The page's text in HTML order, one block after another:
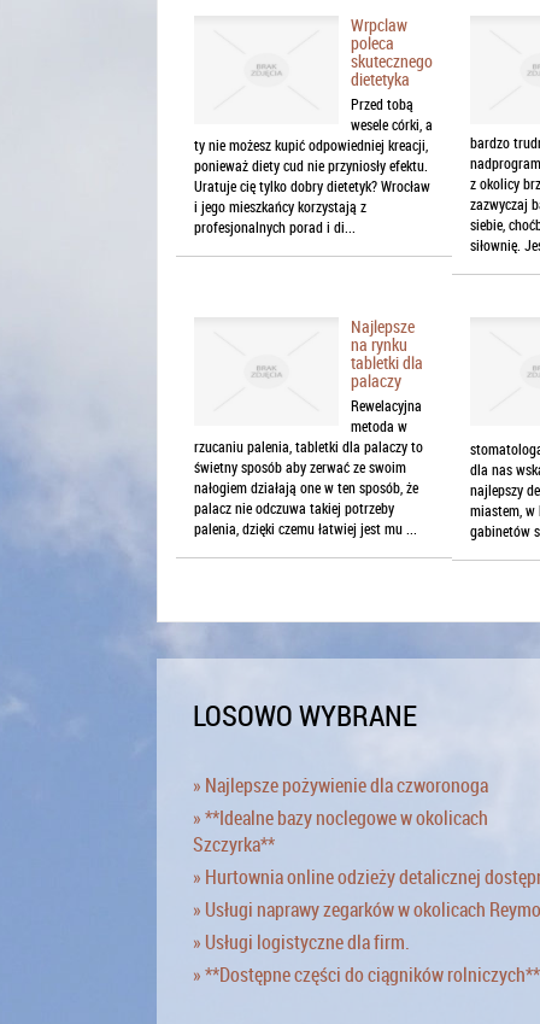
Wrpclaw
poleca
skutecznego
dietetyka
Przed tobą
wesele córki, a
ty nie możesz kupić odpowiedniej kreacji,
ponieważ diety cud nie przyniosły efektu.
Uratuje cię tylko dobry dietetyk? Wrocław
i jego mieszkańcy korzystają z
profesjonalnych porad i di...
bardzo
z okolicy
zazwyczaj
siebie,
siłownię.
Najlepsze
na rynku
tabletki dla
palaczy
Rewelacyjna
metoda w
rzucaniu palenia, tabletki dla palaczy to
świetny sposób aby zerwać ze swoim
nałogiem działają one w ten sposób, że
palacz nie odczuwa takiej potrzeby
palenia, dzięki czemu łatwiej jest mu ...
dla nas
najlepszy
miastem, w
gabinetów
LOSOWO WYBRANE
» Najlepsze pożywienie dla czworonoga
» **Idealne bazy noclegowe w okolicach
Szczyrka**
» Hurtownia online odzieży detalicznej
» Usługi naprawy zegarków w okolicach
» Usługi logistyczne dla firm.
» **Dostępne części do ciągników rolniczych**